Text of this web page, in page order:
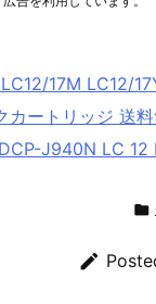
17M LC12/
カートリッジ 送
J940N LC 12

